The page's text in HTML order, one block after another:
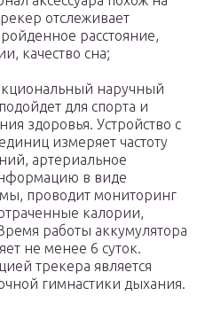
отслеживает
расстояние,
качество сна;
наручный
для спорта и
здоровья. Устройство с
измеряет частоту
артериальное
в виде
проводит мониторинг
калории,
работы аккумулятора
не менее 6 суток.
трекера является
гимнастики дыхания.